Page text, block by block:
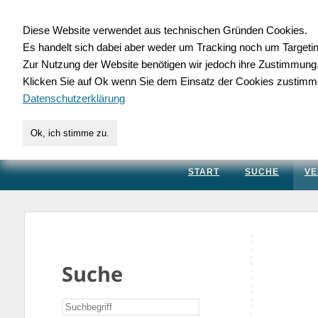
für Handwerk,
START SUCHE
Suche
Diese Website verwendet aus technischen Gründen Cookies.
Es handelt sich dabei aber weder um Tracking noch um
Zur Nutzung der Website benötigen wir jedoch ihre Zustimmung.
Klicken Sie auf Ok wenn Sie dem Einsatz der Cookies
Datenschutzerklärung
Ok, ich stimme zu.